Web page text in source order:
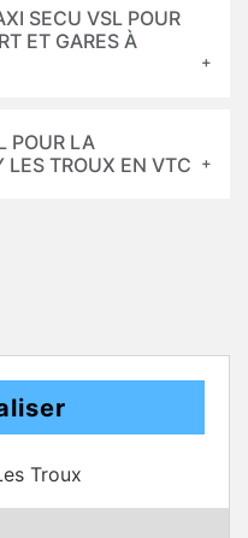
SECU VSL POUR
ET GARES À
POUR LA
LES TROUX EN VTC
Troux